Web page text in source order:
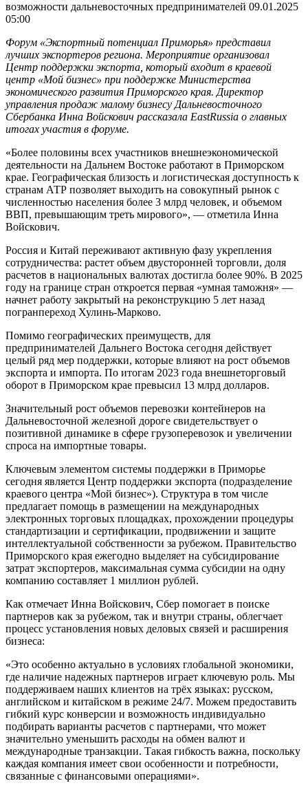
возможности дальневосточных предпринимателей 09.01.2025
05:00
Форум «Экспортный потенциал Приморья» представил
лучших экспортеров региона. Мероприятие организовал
Центр поддержки экспорта, который входит в краевой
центр «Мой бизнес» при поддержке Министерства
экономического развития Приморского края. Директор
управления продаж малому бизнесу Дальневосточного
Сбербанка Инна Войскович рассказала EastRussia о главных
итогах участия в форуме.
«Более половины всех участников внешнеэкономической
деятельности на Дальнем Востоке работают в Приморском
крае. Географическая близость и логистическая доступность к
странам АТР позволяет выходить на совокупный рынок с
численностью населения более 3 млрд человек, и объемом
ВВП, превышающим треть мирового», — отметила Инна
Войскович.
Россия и Китай переживают активную фазу укрепления
сотрудничества: растет объем двусторонней торговли, доля
расчетов в национальных валютах достигла более 90%. В 2025
году на границе стран откроется первая «умная таможня» —
начнет работу закрытый на реконструкцию 5 лет назад
погранпереход Хулинь-Марково.
Помимо географических преимуществ, для
предпринимателей Дальнего Востока сегодня действует
целый ряд мер поддержки, которые влияют на рост объемов
экспорта и импорта. По итогам 2023 года внешнеторговый
оборот в Приморском крае превысил 13 млрд долларов.
Значительный рост объемов перевозки контейнеров на
Дальневосточной железной дороге свидетельствует о
позитивной динамике в сфере грузоперевозок и увеличении
спроса на импортные товары.
Ключевым элементом системы поддержки в Приморье
сегодня является Центр поддержки экспорта (подразделение
краевого центра «Мой бизнес»). Структура в том числе
предлагает помощь в размещении на международных
электронных торговых площадках, прохождении процедуры
стандартизации и сертификации, продвижении и защите
интеллектуальной собственности за рубежом. Правительство
Приморского края ежегодно выделяет на субсидирование
затрат экспортеров, максимальная сумма субсидии на одну
компанию составляет 1 миллион рублей.
Как отмечает Инна Войскович, Сбер помогает в поиске
партнеров как за рубежом, так и внутри страны, облегчает
процесс установления новых деловых связей и расширения
бизнеса:
«Это особенно актуально в условиях глобальной экономики,
где наличие надежных партнеров играет ключевую роль. Мы
поддерживаем наших клиентов на трёх языках: русском,
английском и китайском в режиме 24/7. Можем предоставить
гибкий курс конверсии и возможность индивидуально
подбирать варианты расчетов с партнерами, что может
значительно уменьшить расходы на обмен валют и
международные транзакции. Такая гибкость важна, поскольку
каждая компания имеет свои особенности и потребности,
связанные с финансовыми операциями».